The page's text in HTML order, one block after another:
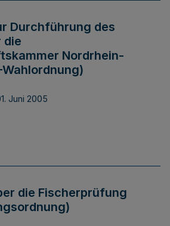
Durchführung des
die
Nordrhein-
Juni 2005
die Fischerprüfung